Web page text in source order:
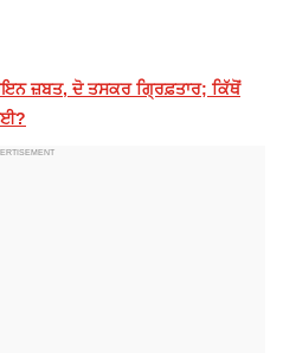
ਜ਼ਬਤ, ਦੋ ਤਸਕਰ ਗ੍ਰਿਫ਼ਤਾਰ; ਕਿੱਥੋਂ